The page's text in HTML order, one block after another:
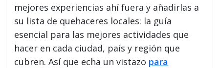
mejores experiencias ahí fuera y añadirlas a
su lista de quehaceres locales: la guía
esencial para las mejores actividades que
hacer en cada ciudad, país y región que
cubren. Así que echa un vistazo para